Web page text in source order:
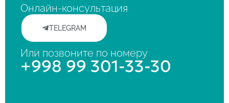
Онлайн-консультация
TELEGRAM
Или позвоните по номеру
+998 99 301-33-30